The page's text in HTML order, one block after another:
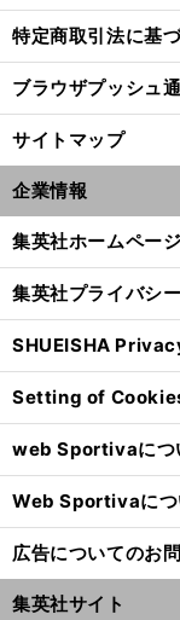
特定商取引法に基
ブラウザプッシュ
サイトマップ
企業情報
集英社ホームページ
集英社プライバシ
SHUEISHA
Setting of
web Sportivaにつ
Web Sportivaにつ
広告についてのお
集英社サイト